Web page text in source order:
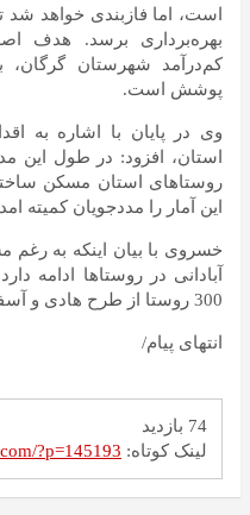
است، اما فازبندی خواهد شد
بهره‌برداری برسد. هدف
کم‌درآمد شهرستان گرگان،
پوشش است.
وی در پایان با اشاره به
این آمار را مددجویان کمیته
خسروی با بیان اینکه به
آبادانی در روستاها ادامه
300 روستا از طرح هادی و آسفالت بهره‌مند شده‌اند.
انتهای پیام/
74 بازدید
لینک کوتاه: ?p=145193